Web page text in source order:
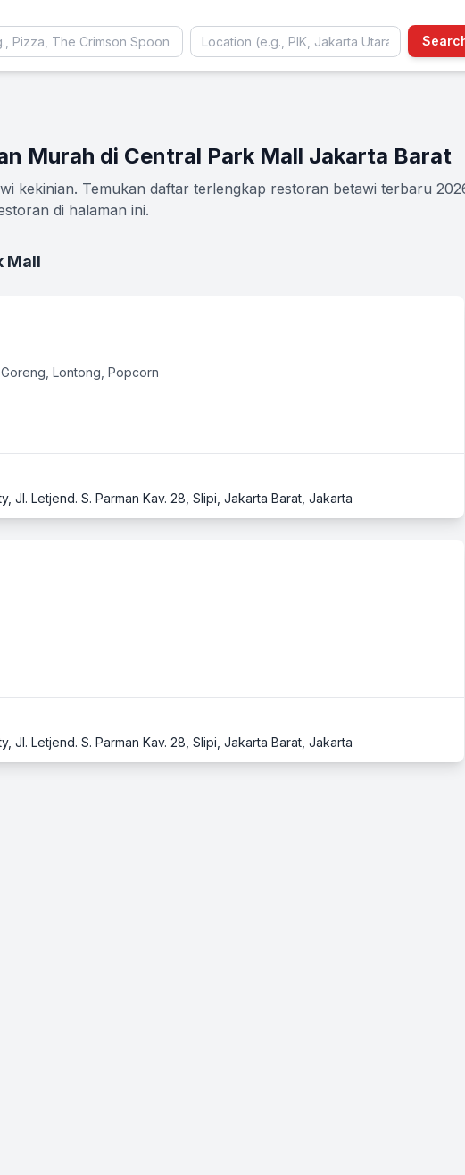
Murah di Central Park Mall Jakarta Barat
kekinian. Temukan daftar terlengkap restoran betawi terbaru
di halaman ini.
Mall
Lontong, Popcorn
Jl. Letjend. S. Parman Kav. 28, Slipi, Jakarta Barat, Jakarta
Jl. Letjend. S. Parman Kav. 28, Slipi, Jakarta Barat, Jakarta